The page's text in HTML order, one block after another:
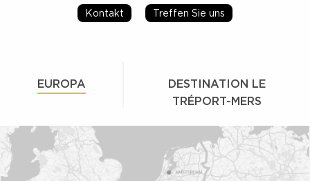
Kontakt Treffen Sie uns
EUROPA
DESTINATION LE
TRÉPORT-MERS